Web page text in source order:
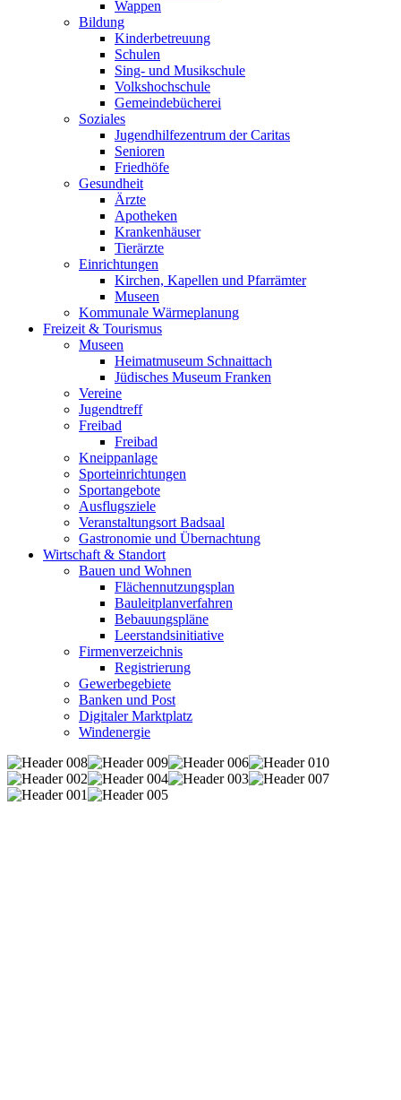
Wappen
Bildung
Kinderbetreuung
Schulen
Sing- und Musikschule
Volkshochschule
Gemeindebücherei
Soziales
Jugendhilfezentrum der Caritas
Senioren
Friedhöfe
Gesundheit
Ärzte
Apotheken
Krankenhäuser
Tierärzte
Einrichtungen
Kirchen, Kapellen und Pfarrämter
Museen
Kommunale Wärmeplanung
Freizeit & Tourismus
Museen
Heimatmuseum Schnaittach
Jüdisches Museum Franken
Vereine
Jugendtreff
Freibad
Freibad
Kneippanlage
Sporteinrichtungen
Sportangebote
Ausflugsziele
Veranstaltungsort Badsaal
Gastronomie und Übernachtung
Wirtschaft & Standort
Bauen und Wohnen
Flächennutzungsplan
Bauleitplanverfahren
Bebauungspläne
Leerstandsinitiative
Firmenverzeichnis
Registrierung
Gewerbegebiete
Banken und Post
Digitaler Marktplatz
Windenergie